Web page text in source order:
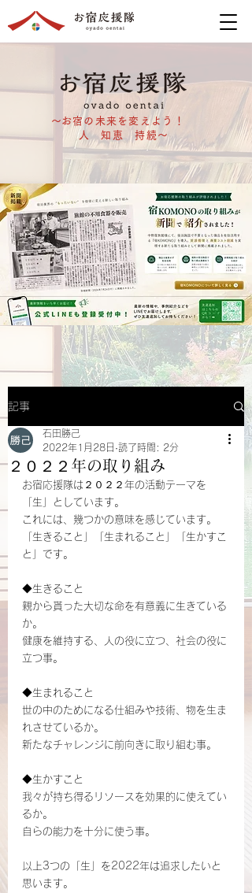
​～お宿の未来を変えよう！
人 知恵 持続～
記事
２０２２年の取り組み
石田勝己
2022年1月28日 読了時間: 2分
お宿応援隊は２０２２年の活動テーマを
「生」としています。
これには、幾つかの意味を感じています。
「生きること」「生まれること」「生かすこ
と」です。
◆生きること
親から貰った大切な命を有意義に生きている
か。
健康を維持する、人の役に立つ、社会の役に
立つ事。
◆生まれること
世の中のためになる仕組みや技術、物を生ま
れさせているか。
新たなチャレンジに前向きに取り組む事。
◆生かすこと
我々が持ち得るリソースを効果的に使えてい
るか。
自らの能力を十分に使う事。
以上3つの「生」を2022年は追求したいと
思います。